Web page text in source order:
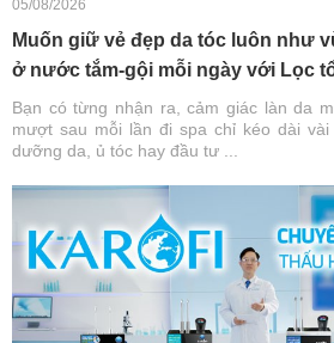
05/08/2026
Muốn giữ vẻ đẹp da tóc luôn như
ở nước tắm-gội mỗi ngày với Lọc
Bạn có từng nhận ra, cảm giác làn da
mượt sau mỗi lần đi spa chỉ kéo dài
dưỡng da, ủ tóc hay đầu tư ...